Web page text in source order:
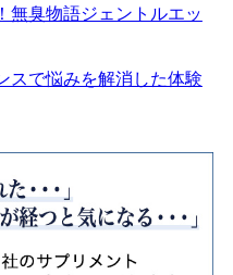
無臭物語ジェントルエッ
スで悩みを解消した体験